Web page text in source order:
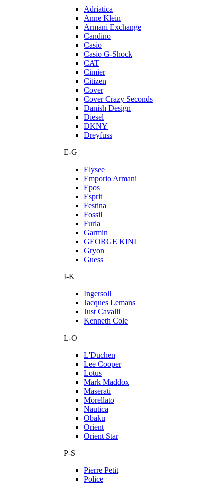
Adriatica
Anne Klein
Armani Exchange
Candino
Casio
Casio G-Shock
CAT
Cimier
Citizen
Cover
Cover Crazy Seconds
Danish Design
Diesel
DKNY
Dreyfuss
E-G
Elysee
Emporio Armani
Epos
Esprit
Festina
Fossil
Furla
Garmin
GEORGE KINI
Gryon
Guess
I-K
Ingersoll
Jacques Lemans
Just Cavalli
Kenneth Cole
L-O
L'Duchen
Lee Cooper
Lotus
Mark Maddox
Maserati
Morellato
Nautica
Obaku
Orient
Orient Star
P-S
Pierre Petit
Police